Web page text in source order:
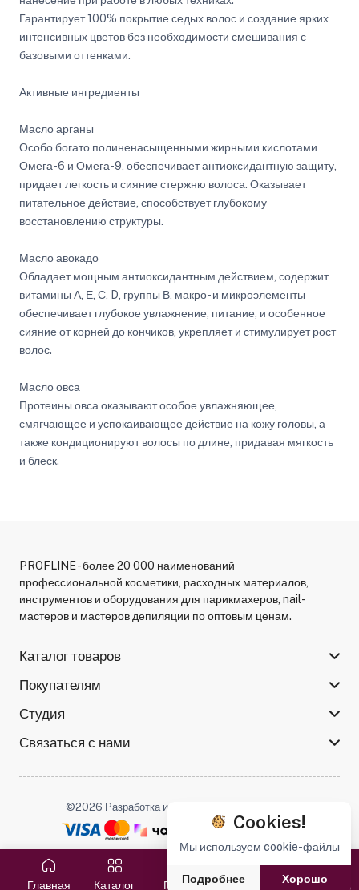
Главная Каталог Поиск Избранное Корзина
Гарантирует 100% покрытие седых волос и создание ярких
интенсивных цветов без необходимости смешивания с
базовыми оттенками.
Активные ингредиенты
Масло арганы
Особо богато полиненасыщенными жирными кислотами
Омега-6 и Омега-9, обеспечивает антиоксидантную защиту,
придает легкость и сияние стержню волоса. Оказывает
питательное действие, способствует глубокому
восстановлению структуры.
Масло авокадо
Обладает мощным антиоксидантным действием, содержит
витамины А, Е, С, D, группы В, макро- и микроэлементы
обеспечивает глубокое увлажнение, питание, и особенное
сияние от корней до кончиков, укрепляет и стимулирует рост
волос.
Масло овса
Протеины овса оказывают особое увлажняющее,
смягчающее и успокаивающее действие на кожу головы, а
также кондиционируют волосы по длине, придавая мягкость
и блеск.
PROFLINE - более 20 000 наименований
профессиональной косметики, расходных материалов,
инструментов и оборудования для парикмахеров, nail-
мастеров и мастеров депиляции по оптовым ценам.
Каталог товаров
Покупателям
Студия
Связаться с нами
©2026 Разработка и поддержка -
Мы в соцсетях :
Cookies!
Мы используем cookie-файлы
Подробнее Хорошо